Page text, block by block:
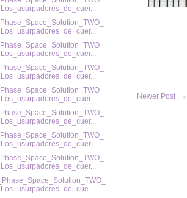
Newer Post
Los_usurpadores_de_cuer...
Los_usurpadores_de_cuer...
Los_usurpadores_de_cuer...
Los_usurpadores_de_cuer...
Los_usurpadores_de_cuer...
Los_usurpadores_de_cuer...
Los_usurpadores_de_cuer...
Los_usurpadores_de_cuer...
Los_usurpadores_de_cue...